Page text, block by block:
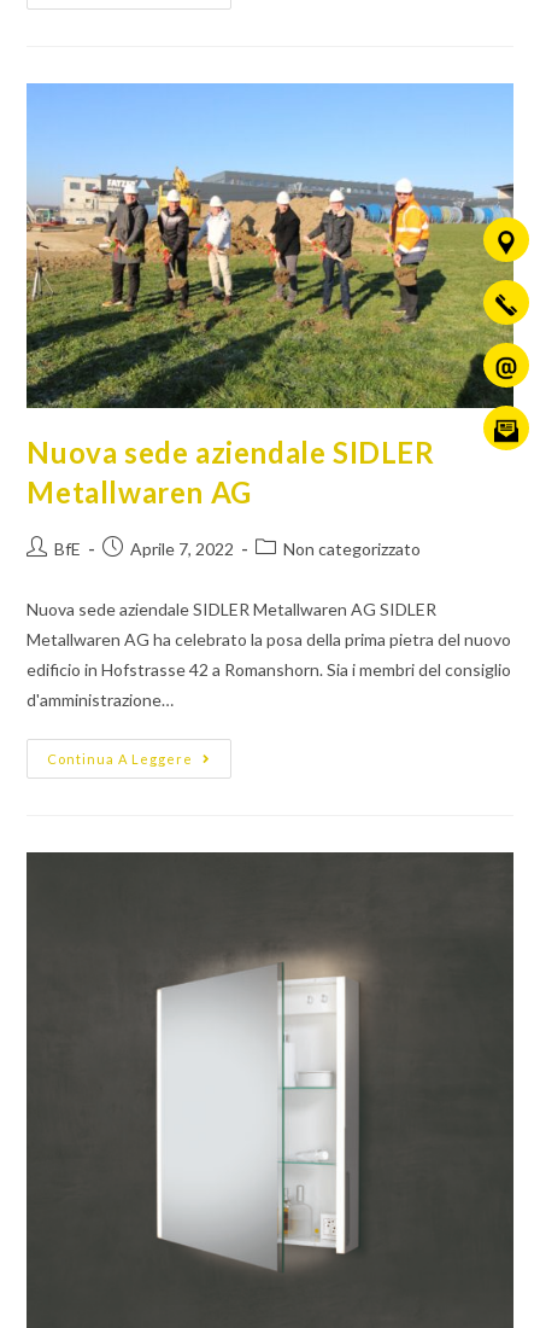
Nuova sede aziendale SIDLER
Metallwaren AG
BfE Aprile 7, 2022 Non categorizzato
Nuova sede aziendale SIDLER Metallwaren AG SIDLER
Metallwaren AG ha celebrato la posa della prima pietra del nuovo
edificio in Hofstrasse 42 a Romanshorn. Sia i membri del consiglio
d'amministrazione…
Continua A Leggere